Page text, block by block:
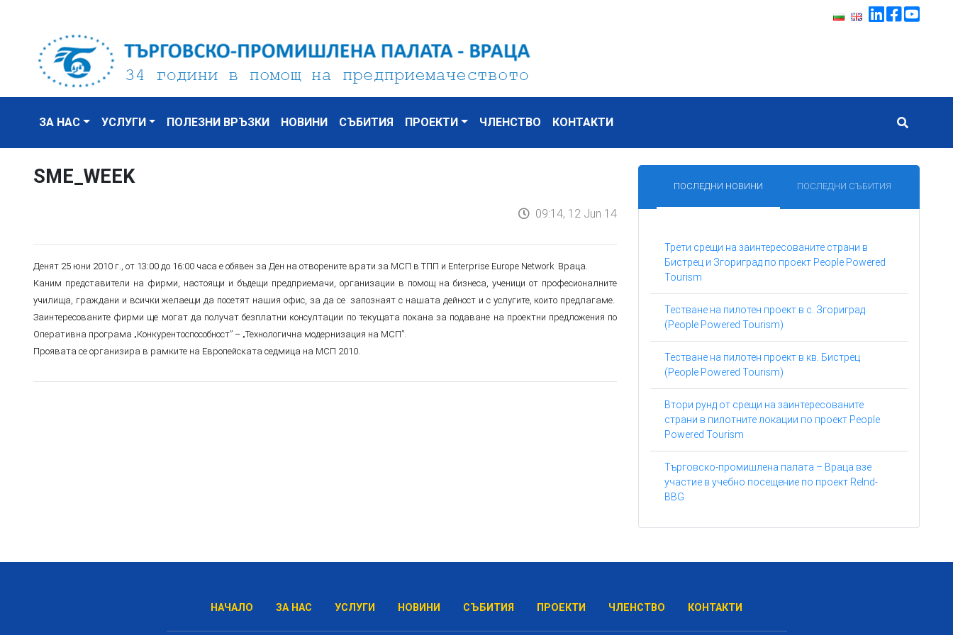
ЗА НАС УСЛУГИ ПОЛЕЗНИ ВРЪЗКИ НОВИНИ СЪБИТИЯ ПРОЕКТИ ЧЛЕНСТВО КОНТАКТИ
SME_WEEK
09:14, 12 Jun 14
Денят 25 юни 2010 г., от 13:00 до 16:00 часа е обявен за Ден на отворените врати за МСП в ТПП и Еnterprise Еurope Network Враца.
Каним представители на фирми, настоящи и бъдещи предприемачи, организации в помощ на бизнеса, ученици от професионалните
училища, граждани и всички желаещи да посетят нашия офис, за да се запознаят с нашата дейност и с услугите, които предлагаме.
Заинтересованите фирми ще могат да получат безплатни консултации по текущата покана за подаване на проектни предложения по
Оперативна програма „Конкурентоспособност” – „Технологична модернизация на МСП”.
Проявата се организира в рамките на Европейската седмица на МСП 2010.
ПОСЛЕДНИ НОВИНИ ПОСЛЕДНИ СЪБИТИЯ
Трети срещи на заинтересованите страни в
Бистрец и Згориград по проект People Powered
Tourism
Тестване на пилотен проект в с. Згориград
(People Powered Tourism)
Тестване на пилотен проект в кв. Бистрец
(People Powered Tourism)
Втори рунд от срещи на заинтересованите
страни в пилотните локации по проект People
Powered Tourism
Търговско-промишлена палата – Враца взе
участие в учебно посещение по проект ReInd-
BBG
НАЧАЛО ЗА НАС УСЛУГИ НОВИНИ СЪБИТИЯ ПРОЕКТИ ЧЛЕНСТВО КОНТАКТИ